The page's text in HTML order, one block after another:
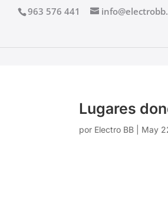
963 576 441
Lugares
por Electro BB May